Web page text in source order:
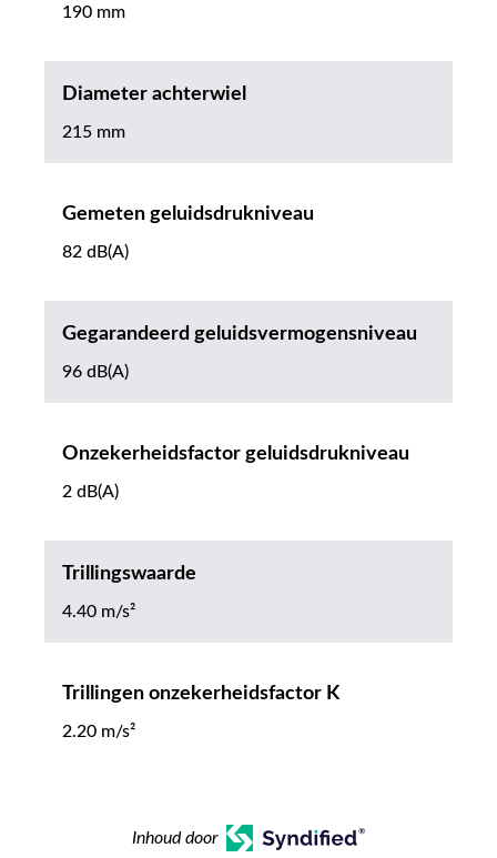
190 mm
Diameter achterwiel
215 mm
Gemeten geluidsdrukniveau
82 dB(A)
Gegarandeerd geluidsvermogensniveau
96 dB(A)
Onzekerheidsfactor geluidsdrukniveau
2 dB(A)
Trillingswaarde
4.40 m/s²
Trillingen onzekerheidsfactor K
2.20 m/s²
Inhoud door